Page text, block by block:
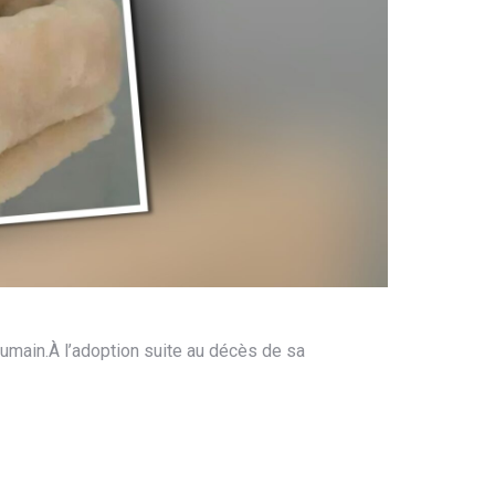
l’adoption suite au décès de sa